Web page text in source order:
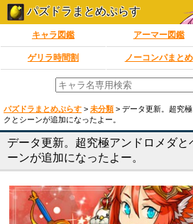
パズドラまとめぷらす
キャラ図鑑 アーマー図鑑
ゲリラ時間割 ノーコンパまとめ
パズドラまとめぷらす > 未分類 > データ更新。超究
クとシーンが追加になったよー。
データ更新。超究極アンドロメダ
ーンが追加になったよー。